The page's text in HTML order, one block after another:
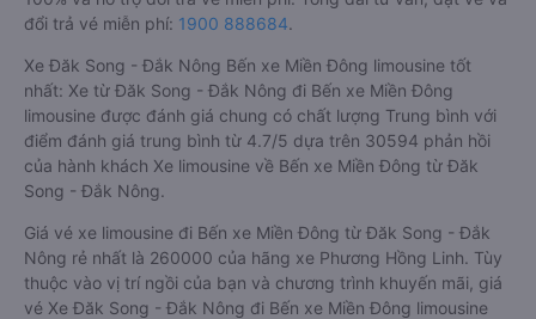
đổi trả vé miễn phí: 1900 888684.
Xe Đăk Song - Đắk Nông Bến xe Miền Đông limousine tốt
nhất: Xe từ Đăk Song - Đắk Nông đi Bến xe Miền Đông
limousine được đánh giá chung có chất lượng Trung bình với
điểm đánh giá trung bình từ 4.7/5 dựa trên 30594 phản hồi
của hành khách Xe limousine về Bến xe Miền Đông từ Đăk
Song - Đắk Nông.
Giá vé xe limousine đi Bến xe Miền Đông từ Đăk Song - Đắk
Nông rẻ nhất là 260000 của hãng xe Phương Hồng Linh. Tùy
thuộc vào vị trí ngồi của bạn và chương trình khuyến mãi, giá
vé Xe Đăk Song - Đắk Nông đi Bến xe Miền Đông limousine